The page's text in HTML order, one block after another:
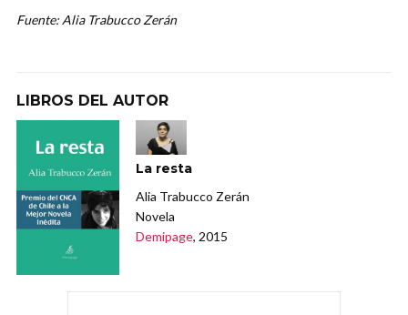
Fuente: Alia Trabucco Zerán
LIBROS DEL AUTOR
La resta
Alia Trabucco Zerán
Novela
Demipage, 2015